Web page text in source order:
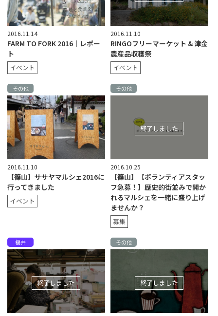
2016.11.14
FARM TO FORK 2016│レポー
ト
イベント
2016.11.10
RINGOフリーマーケット & 津金
農産品収穫祭
イベント
その他
2016.11.10
【篠山】ササヤマルシェ2016に
行ってきました
イベント
その他
終了しました
2016.10.25
【篠山】【ボランティアスタッ
フ急募！】歴史的街並みで開か
れるマルシェを一緒に盛り上げ
ませんか？
募集
福井
終了しました
その他
終了しました